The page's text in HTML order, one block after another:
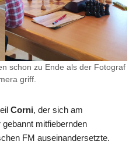
schon zu Ende als der Fotograf
griff.
Corni, der sich am
mitfiebernden
FM auseinandersetzte.